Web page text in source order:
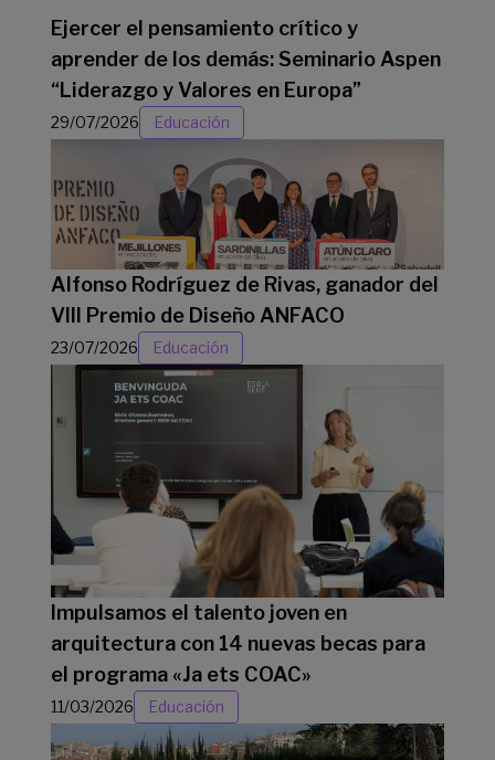
Ejercer el pensamiento crítico y
aprender de los demás: Seminario Aspen
“Liderazgo y Valores en Europa”
29/07/2026 Educación
Alfonso Rodríguez de Rivas, ganador del
VIII Premio de Diseño ANFACO
23/07/2026 Educación
Impulsamos el talento joven en
arquitectura con 14 nuevas becas para
el programa «Ja ets COAC»
11/03/2026 Educación